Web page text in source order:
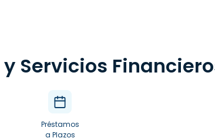
Servicios
Préstamos
a Plazos